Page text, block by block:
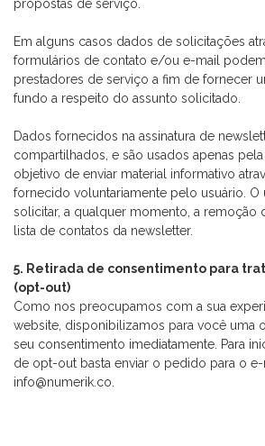
propostas de serviço.
Em alguns casos dados de solicitações
formulários de contato e/ou e-mail
prestadores de serviço a fim de fornecer
fundo a respeito do assunto solicitado.
Dados fornecidos na assinatura de
compartilhados, e são usados apenas
objetivo de enviar material informativo
fornecido voluntariamente pelo usuário. O
solicitar, a qualquer momento, a remoção
lista de contatos da newsletter.
5. Retirada de consentimento para
(opt-out)
Como nos preocupamos com a sua
website, disponibilizamos para você uma
seu consentimento imediatamente. Para
de opt-out basta enviar o pedido para o e-
info@numerik.co.